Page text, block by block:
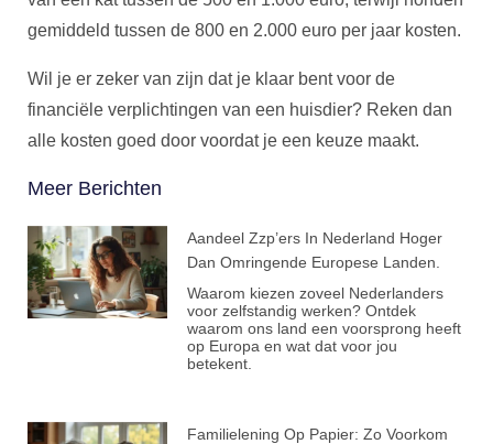
gemiddeld tussen de 800 en 2.000 euro per jaar kosten.
Wil je er zeker van zijn dat je klaar bent voor de
financiële verplichtingen van een huisdier? Reken dan
alle kosten goed door voordat je een keuze maakt.
Meer Berichten
Aandeel Zzp’ers In Nederland Hoger
Dan Omringende Europese Landen.
Waarom kiezen zoveel Nederlanders
voor zelfstandig werken? Ontdek
waarom ons land een voorsprong heeft
op Europa en wat dat voor jou
betekent.
Familielening Op Papier: Zo Voorkom